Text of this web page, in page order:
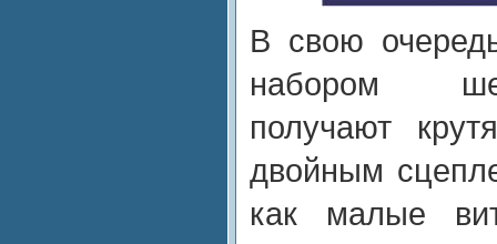
В свою
набором
получают
двойным
как малые